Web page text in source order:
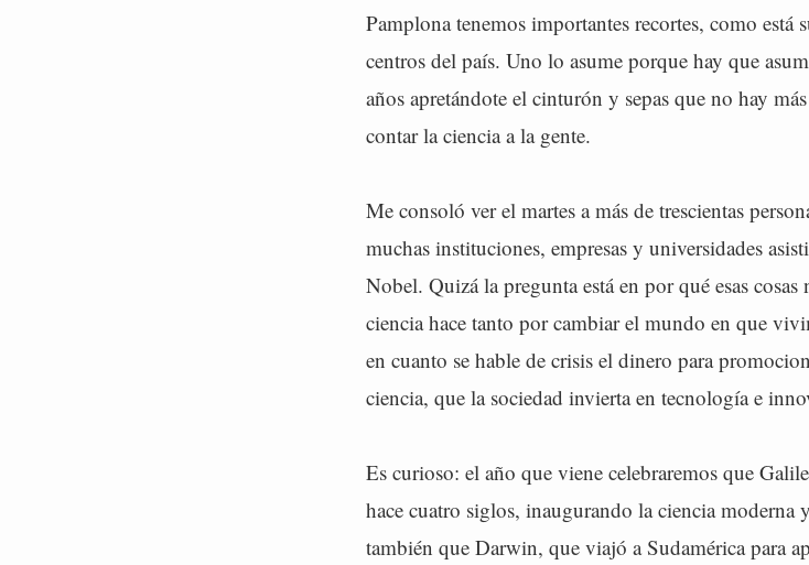
Pamplona tenemos importantes recortes, como está
centros del país. Uno lo asume porque hay que
años apretándote el cinturón y sepas que no hay
contar la ciencia a la gente.
Me consoló ver el martes a más de trescientas
muchas instituciones, empresas y universidades
Nobel. Quizá la pregunta está en por qué esas
ciencia hace tanto por cambiar el mundo en que
en cuanto se hable de crisis el dinero para
ciencia, que la sociedad invierta en tecnología e
Es curioso: el año que viene celebraremos que
hace cuatro siglos, inaugurando la ciencia moderna
también que Darwin, que viajó a Sudamérica para